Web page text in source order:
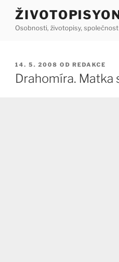
Přejít
obsahuOsobnosti, životopisy, společnost
PUBLIKOVÁNO
14. 5. 2008 OD REDAKCE
Drahomíra. Matka